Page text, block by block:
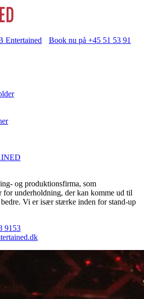
Entertained
Book nu på +45 51 53 91
og produktionsfirma, som
for underholdning, der kan komme ud til
Vi er især stærke inden for stand-up
9153